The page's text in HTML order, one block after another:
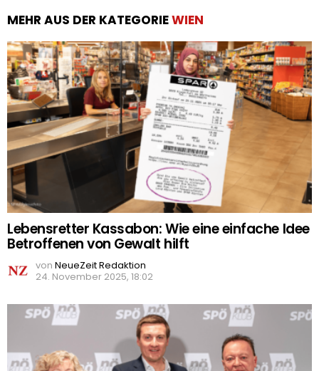
MEHR AUS DER KATEGORIEWIEN
Lebensretter Kassabon: Wie eine einfache Idee
Betroffenen von Gewalt hilft
von NeueZeit Redaktion
24. November 2025, 18:02